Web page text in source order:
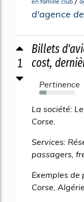
d'agence
1
Billets
cost,
Pertinence
20%
La société:
Corse.
Services:
passagers,
Exemples de
Corse,